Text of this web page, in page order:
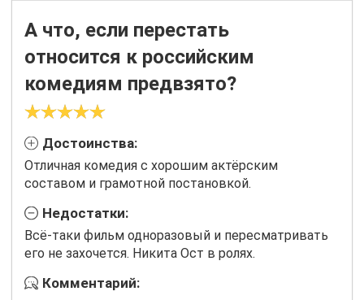
А что, если перестать
относится к российским
комедиям предвзято?
Достоинства:
Отличная комедия с хорошим актёрским
составом и грамотной постановкой.
Недостатки:
Всё-таки фильм одноразовый и пересматривать
его не захочется. Никита Ост в ролях.
Комментарий: